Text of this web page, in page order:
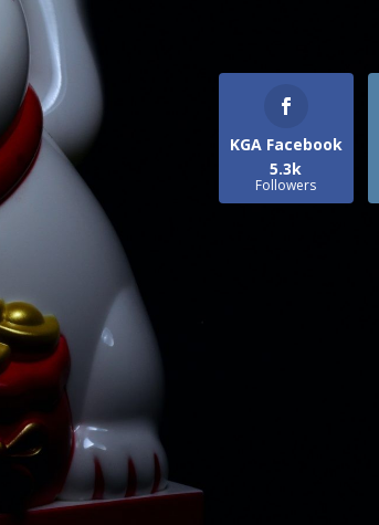
KGA Facebook
5.3k
Followers